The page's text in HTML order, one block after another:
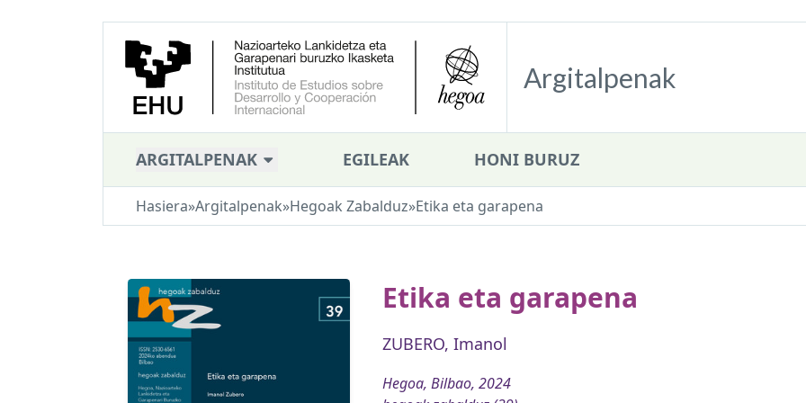
Argitalpenak
ARGITALPENAK EGILEAK HONI BURUZ
Hasiera»Argitalpenak»Hegoak Zabalduz»Etika eta garapena
Etika eta garapena
ZUBERO, Imanol
Hegoa, Bilbao, 2024